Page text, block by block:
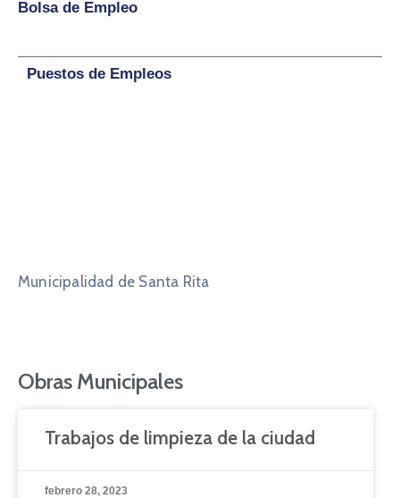
Bolsa de Empleo
Puestos de Empleos
Municipalidad de Santa Rita
Obras Municipales
Trabajos de limpieza de la ciudad
febrero 28, 2023